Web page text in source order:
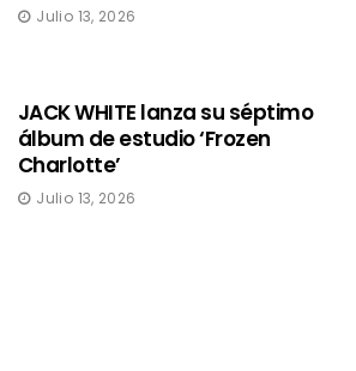
Julio 13, 2026
JACK WHITE lanza su séptimo
álbum de estudio ‘Frozen
Charlotte’
Julio 13, 2026